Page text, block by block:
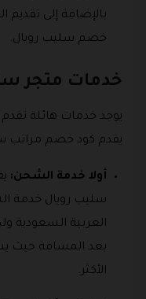
بالإضافة إلى
خصم سليب رويال.
خدمات متجر
يوجد خدمات هائلة
يقدم كود خصم مراتب
أولا خدمة الشحن:
سليب رويال خدمة
العربية السعودية
الأكثر.